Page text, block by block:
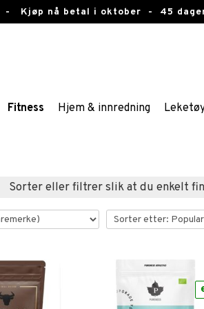
- Kjøp nå betal i oktober - 45
Fitness Hjem & innredning
Sorter eller filtrer slik at du enkelt